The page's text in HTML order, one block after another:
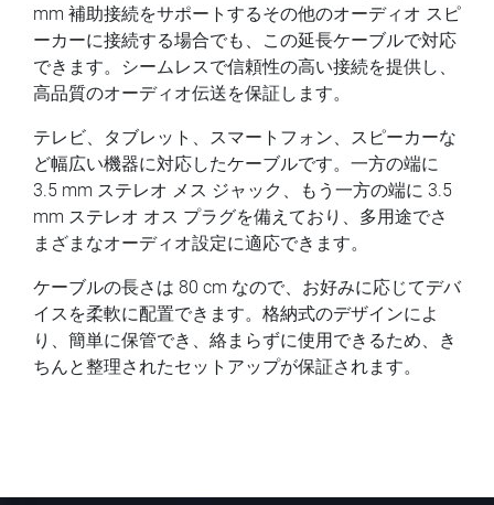
mm 補助接続をサポートするその他のオーディオ スピ
ーカーに接続する場合でも、この延長ケーブルで対応
できます。シームレスで信頼性の高い接続を提供し、
高品質のオーディオ伝送を保証します。
テレビ、タブレット、スマートフォン、スピーカーな
ど幅広い機器に対応したケーブルです。一方の端に
3.5 mm ステレオ メス ジャック、もう一方の端に 3.5
mm ステレオ オス プラグを備えており、多用途でさ
まざまなオーディオ設定に適応できます。
ケーブルの長さは 80 cm なので、お好みに応じてデバ
イスを柔軟に配置できます。格納式のデザインによ
り、簡単に保管でき、絡まらずに使用できるため、き
ちんと整理されたセットアップが保証されます。